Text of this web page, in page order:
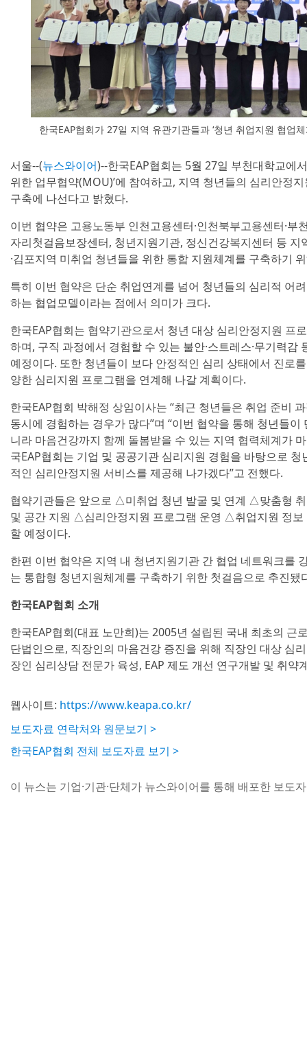
한국EAP협회가 27일 지역 유관기관들과 ‘청년 취업지원 협업
서울--(뉴스와이어)--한국EAP협회는 5월 27일 부천대학교에
위한 업무협약(MOU)’에 참여하고, 지역 청년들의 심리안정
구축에 나선다고 밝혔다.
이번 협약은 고용노동부 인천고용센터·인천북부고용센터·
자리첫걸음보장센터, 청년지원기관, 정신건강복지센터 등 지
·김포지역 미취업 청년들을 위한 통합 지원체계를 구축하기
특히 이번 협약은 단순 취업연계를 넘어 청년들의 심리적 어
하는 협업모델이라는 점에서 의미가 크다.
한국EAP협회는 협약기관으로서 청년 대상 심리안정지원 프
하며, 구직 과정에서 경험할 수 있는 불안·스트레스·무기력
예정이다. 또한 청년들이 보다 안정적인 심리 상태에서 진로
양한 심리지원 프로그램을 연계해 나갈 계획이다.
한국EAP협회 박해정 상임이사는 “최근 청년들은 취업 준비
동시에 경험하는 경우가 많다”며 “이번 협약을 통해 청년들
니라 마음건강까지 함께 돌봄받을 수 있는 지역 협력체계가
국EAP협회는 기업 및 공공기관 심리지원 경험을 바탕으로
적인 심리안정지원 서비스를 제공해 나가겠다”고 전했다.
협약기관들은 앞으로 △미취업 청년 발굴 및 연계 △맞춤형
및 공간 지원 △심리안정지원 프로그램 운영 △취업지원 정보
할 예정이다.
한편 이번 협약은 지역 내 청년지원기관 간 협업 네트워크를
는 통합형 청년지원체계를 구축하기 위한 첫걸음으로 추진됐
한국EAP협회 소개
한국EAP협회(대표 노만희)는 2005년 설립된 국내 최초의 근
단법인으로, 직장인의 마음건강 증진을 위해 직장인 대상 심
장인 심리상담 전문가 육성, EAP 제도 개선 연구개발 및 취약
웹사이트: https://www.keapa.co.kr/
보도자료 연락처와 원문보기 >
한국EAP협회 전체 보도자료 보기 >
이 뉴스는 기업·기관·단체가 뉴스와이어를 통해 배포한 보도